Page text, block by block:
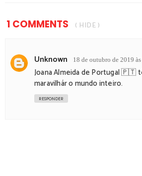
1 COMMENTS ( HIDE )
Unknown 18 de outubro de 2019
Joana Almeida de Portugal 🇵🇹
maravilhár o mundo inteiro.
RESPONDER